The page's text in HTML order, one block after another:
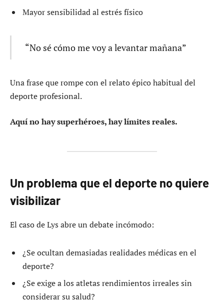
Mayor sensibilidad al estrés físico
“No sé cómo me voy a levantar mañana”
Una frase que rompe con el relato épico habitual del
deporte profesional.
Aquí no hay superhéroes, hay límites reales.
Un problema que el deporte no quiere
visibilizar
El caso de Lys abre un debate incómodo:
¿Se ocultan demasiadas realidades médicas en el
deporte?
¿Se exige a los atletas rendimientos irreales sin
considerar su salud?